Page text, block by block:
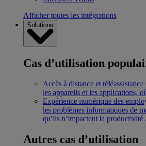
Afficher toutes les intégrations
Solutions
Cas d’utilisation
Accès à distance et téléassistance
les appareils et les applications,
Expérience numérique des
les problèmes informatiques de
qu’ils n’impactent la productivité.
Autres cas d’utilisation